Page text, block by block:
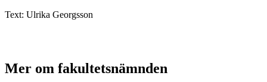
Text: Ulrika Georgsson
Mer om fakultetsnämnden